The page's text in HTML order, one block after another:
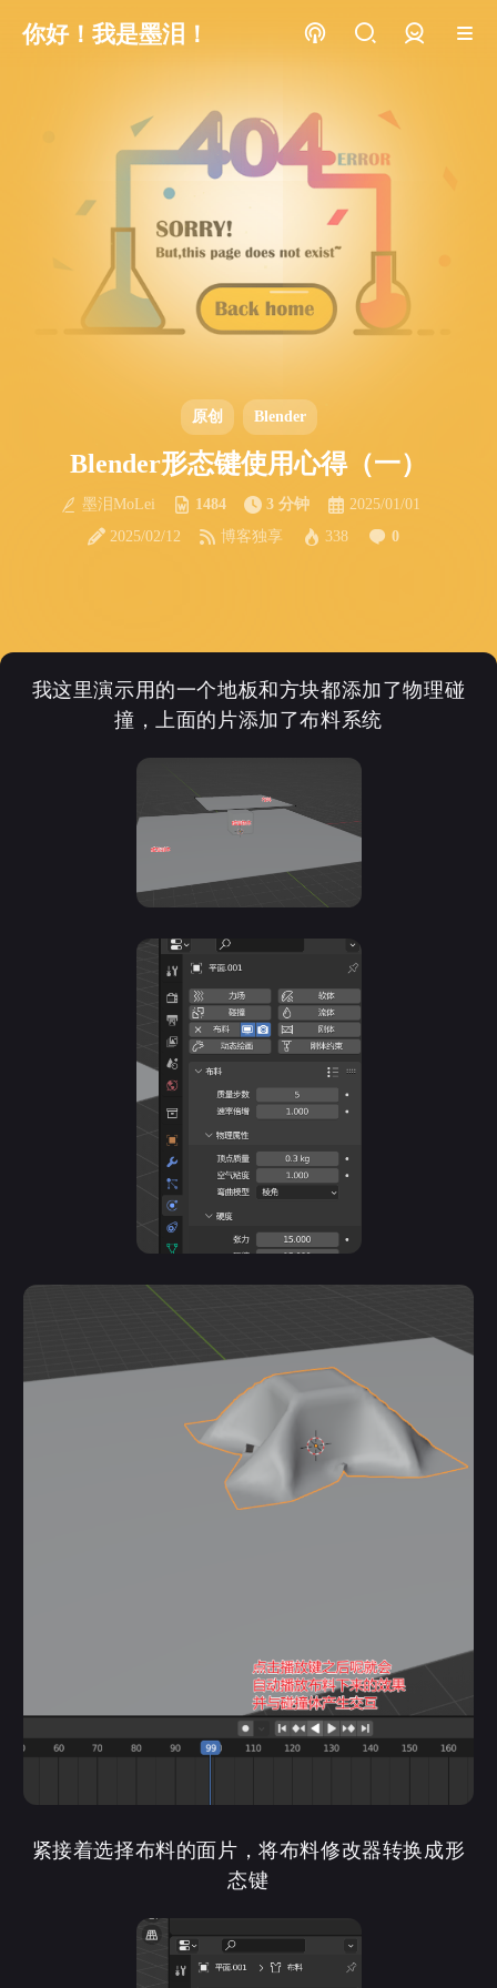
你好！我是墨泪！
原创 Blender
Blender形态键使用心得（一）
墨泪MoLei 1484 3 分钟
2025/01/01
2025/02/12
博客独享 338 0
我这里演示用的一个地板和方块都添加了物理碰
撞，上面的片添加了布料系统
紧接着选择布料的面片，将布料修改器转换成形
态键